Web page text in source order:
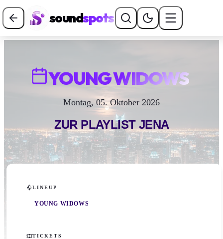
soundspots
YOUNG WIDOWS
Montag, 05. Oktober 2026
ZUR PLAYLIST JENA
LINEUP
YOUNG WIDOWS
TICKETS